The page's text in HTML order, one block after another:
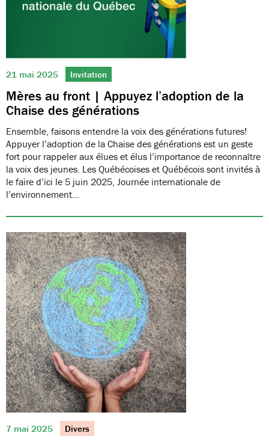
21 mai 2025 Invitation
Mères au front | Appuyez l’adoption de la
Chaise des générations
Ensemble, faisons entendre la voix des générations futures!
Appuyer l’adoption de la Chaise des générations est un geste
fort pour rappeler aux élues et élus l’importance de reconnaître
la voix des jeunes. Les Québécoises et Québécois sont invités à
le faire d’ici le 5 juin 2025, Journée internationale de
l’environnement…
7 mai 2025 Divers